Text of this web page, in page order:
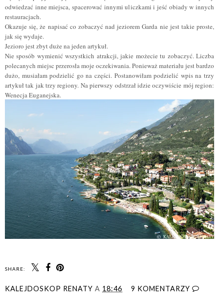
odwiedzać inne miejsca, spacerować innymi uliczkami i jeść obiady w innych
restauracjach.
Okazuje się, że napisać co zobaczyć nad jeziorem Garda nie jest takie proste,
jak się wydaje.
Jezioro jest zbyt duże na jeden artykuł.
Nie sposób wymienić wszystkich atrakcji, jakie możecie tu zobaczyć. Liczba
polecanych miejsc przerosła moje oczekiwania. Ponieważ materiału jest bardzo
dużo, musiałam podzielić go na części. Postanowiłam podzielić wpis na trzy
artykuł tak jak trzy regiony. Na pierwszy odstrzał idzie oczywiście mój region:
Wenecja Euganejska.
SHARE:
KALEJDOSKOP RENATY A 18:46 9 KOMENTARZY